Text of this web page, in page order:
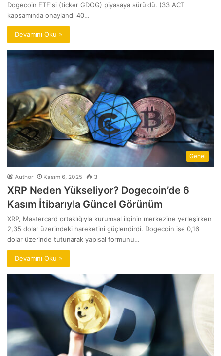
Dogecoin ETF'si (ticker GDOG) piyasaya sürüldü. (33 ACT
kapsamında onaylandı 40…
Devamını Oku »
Genel
Author Kasım 6, 2025 3
XRP Neden Yükseliyor? Dogecoin’de 6
Kasım İtibarıyla Güncel Görünüm
XRP, Mastercard ortaklığıyla kurumsal ilginin merkezine yerleşirken
2,35 dolar üzerindeki hareketini güçlendirdi. Dogecoin ise 0,16
dolar üzerinde tutunarak yapısal formunu…
Devamını Oku »